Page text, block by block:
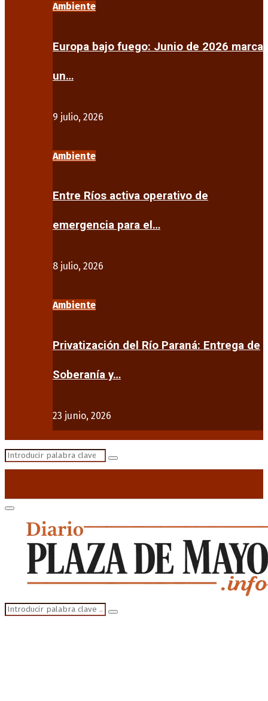
Ambiente
Europa bajo fuego: Junio de 2026 marca
un…
9 julio, 2026
Ambiente
Entre Ríos activa operativo de
emergencia para el…
8 julio, 2026
Ambiente
Privatización del Río Paraná: Entrega de
Soberanía y…
23 junio, 2026
Search
Search
Primary
Menu
Search
for:
Search